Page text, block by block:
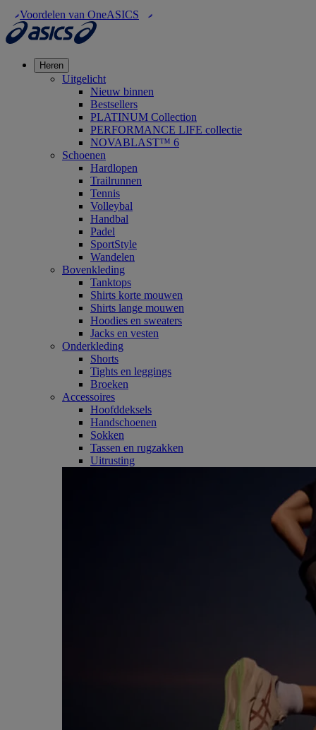
Voordelen van OneASICS
Heren
Uitgelicht
Nieuw binnen
Bestsellers
PLATINUM Collection
PERFORMANCE LIFE collectie
NOVABLAST™ 6
Schoenen
Hardlopen
Trailrunnen
Tennis
Volleybal
Handbal
Padel
SportStyle
Wandelen
Bovenkleding
Tanktops
Shirts korte mouwen
Shirts lange mouwen
Hoodies en sweaters
Jacks en vesten
Onderkleding
Shorts
Tights en leggings
Broeken
Accessoires
Hoofddeksels
Handschoenen
Sokken
Tassen en rugzakken
Uitrusting